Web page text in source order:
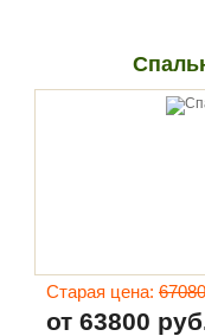
Старая цена:
от 63800